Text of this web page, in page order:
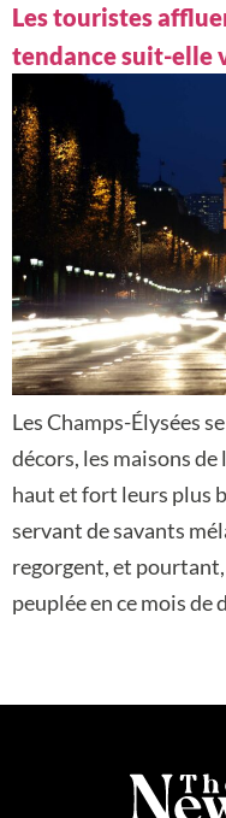
Les touristes
tendance suit-elle
Les Champs-Élysées
décors, les maisons
haut et fort leurs plus
servant de savants
regorgent, et pourtant,
peuplée en ce mois de